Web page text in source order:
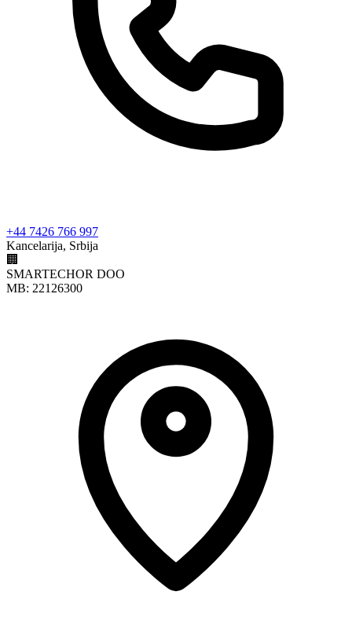
+44 7426 766 997
Kancelarija, Srbija
🏢
SMARTECHOR DOO
MB: 22126300